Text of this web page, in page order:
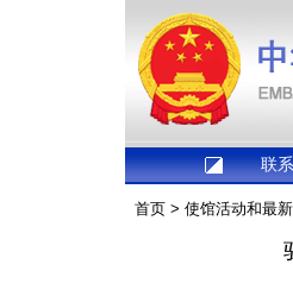
联
首页 > 使馆活动和最